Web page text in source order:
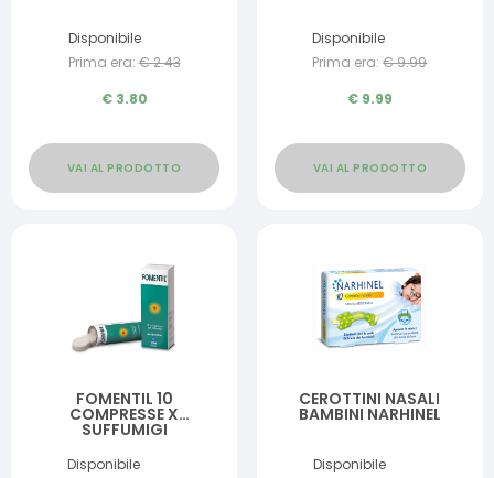
Disponibile
Prima era: €2.43
€ 3.80
VAI AL PRODOTTO
Disponibile
Prima era: €9.99
€ 9.99
VAI AL PRODOTTO
FOMENTIL 10
COMPRESSE X
SUFFUMIGI
Disponibile
CEROTTINI NASALI
BAMBINI NARHINEL
Disponibile